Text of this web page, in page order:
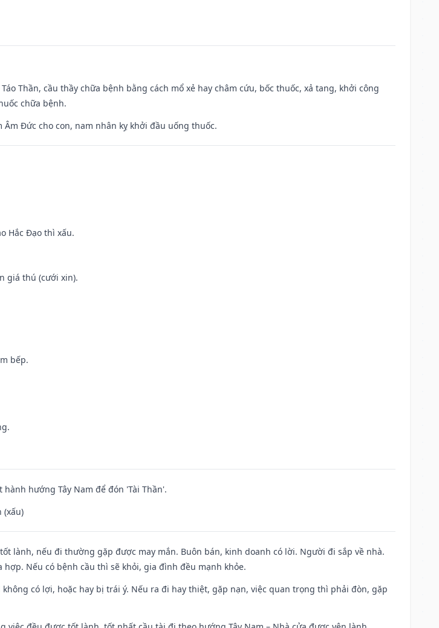
Thần, cầu thầy chữa bệnh bằng cách mổ xẻ hay châm cứu, bốc thuốc, xả tang, khởi công
chữa bệnh.
Đức cho con, nam nhân kỵ khởi đầu uống thuốc.
Hắc Đạo thì xấu.
giá thú (cưới xin).
bếp.
hướng Tây Nam để đón 'Tài Thần'.
(xấu)
lành, nếu đi thường gặp được may mắn. Buôn bán, kinh doanh có lời. Người đi sắp về nhà.
Nếu có bệnh cầu thì sẽ khỏi, gia đình đều mạnh khỏe.
không có lợi, hoặc hay bị trái ý. Nếu ra đi hay thiệt, gặp nạn, việc quan trọng thì phải đòn, gặp